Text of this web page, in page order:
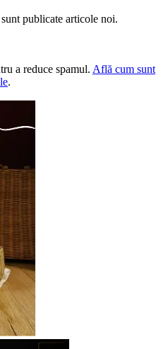
publicate articole noi.
a reduce spamul. Află cum sunt
.